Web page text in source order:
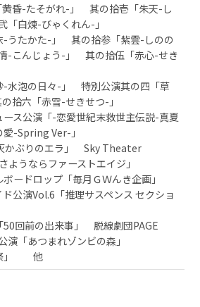
黄昏-たそがれ-」 其の拾壱「朱天-し
白煉-びゃくれん-」
-うたかた-」 其の拾参「紫雲-しのの
-こんじょう-」 其の拾伍「赤心-せき
-水泡の日々-」 特別公演其の四「草
六「赤雪-せきせつ-」
ース公演「-恋愛世紀末救世主伝説-真夏
-Spring Ver-」
かぶりのエラ」 Sky Theater
ようならファーストエイジ」
ボードロップ「毎月ＧＷんき企画」
公演Vol.6「推理サスペンス セクショ
50回前の出来事」 脱線劇団PAGE
「あつまれゾンビの森」
祭」 他